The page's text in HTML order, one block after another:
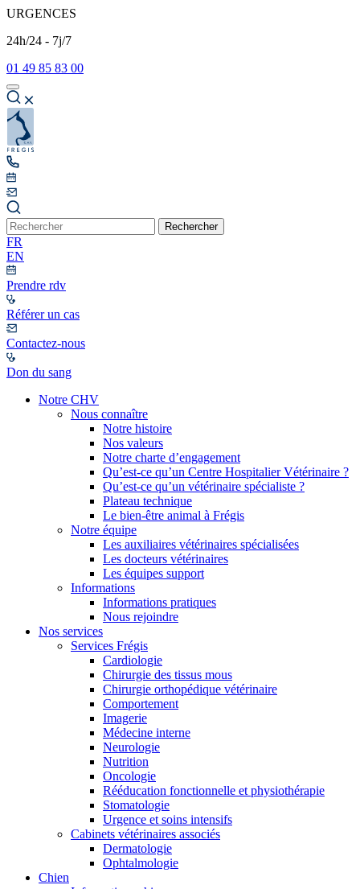
URGENCES
24h/24 - 7j/7
01 49 85 83 00
Rechercher
FR
EN
Prendre rdv
Référer un cas
Contactez-nous
Don du sang
Notre CHV
Nous connaître
Notre histoire
Nos valeurs
Notre charte d’engagement
Qu’est-ce qu’un Centre Hospitalier Vétérinaire ?
Qu’est-ce qu’un vétérinaire spécialiste ?
Plateau technique
Le bien-être animal à Frégis
Notre équipe
Les auxiliaires vétérinaires spécialisées
Les docteurs vétérinaires
Les équipes support
Informations
Informations pratiques
Nous rejoindre
Nos services
Services Frégis
Cardiologie
Chirurgie des tissus mous
Chirurgie orthopédique vétérinaire
Comportement
Imagerie
Médecine interne
Neurologie
Nutrition
Oncologie
Rééducation fonctionnelle et physiothérapie
Stomatologie
Urgence et soins intensifs
Cabinets vétérinaires associés
Dermatologie
Ophtalmologie
Chien